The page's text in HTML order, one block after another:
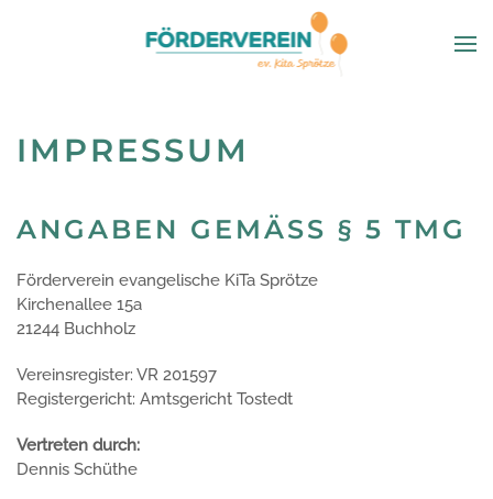
IMPRESSUM
ANGABEN GEMÄSS § 5 TMG
Förderverein evangelische KiTa Sprötze
Kirchenallee 15a
21244 Buchholz
Vereinsregister: VR 201597
Registergericht: Amtsgericht Tostedt
Vertreten durch:
Dennis Schüthe